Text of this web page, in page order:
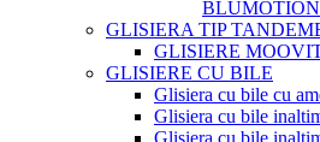
BLUMOTION
GLISIERA TIP
GLISIERE
GLISIERE CU BILE
Glisiera cu bile cu
Glisiera cu bile
Glisiera cu bile